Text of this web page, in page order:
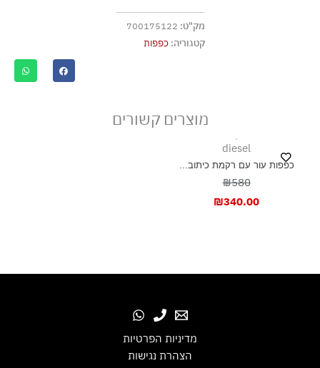
מק"ט: 700175122
קטגוריה:כפפות
מוצרים קשורים
diesel
כפפות עור עם רקמת כיתוב...
₪580
₪340.00
מדיניות הפרטיות
הצהרת נגישות